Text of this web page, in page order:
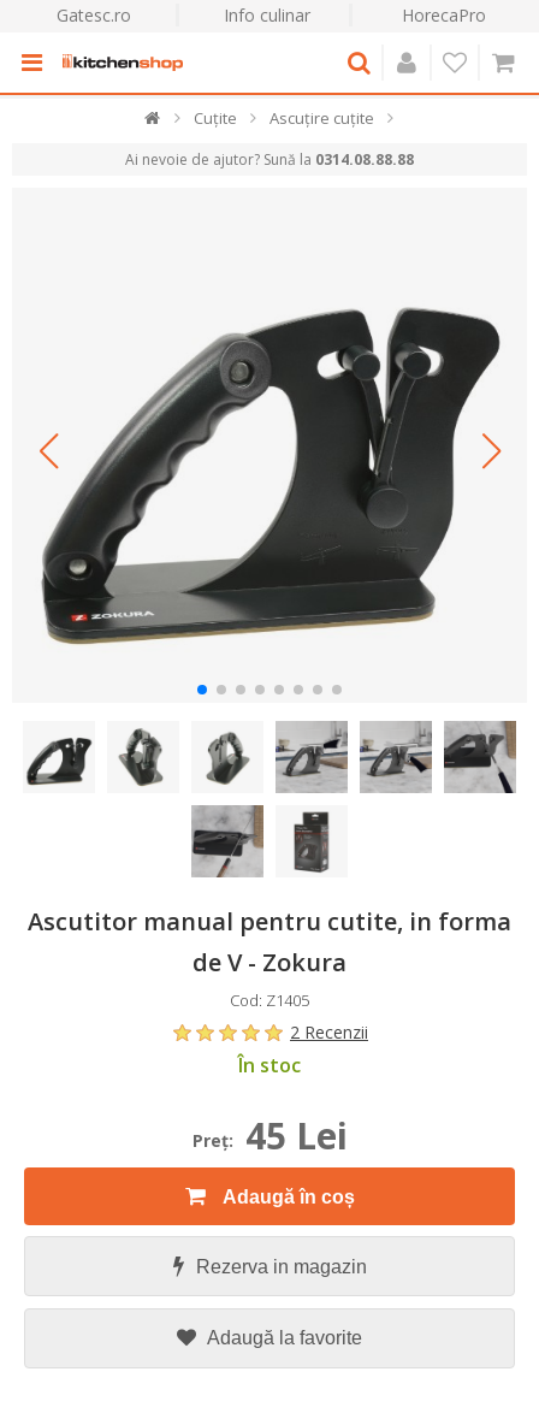
Gatesc.ro Info culinar HorecaPro
Cuțite Ascuțire cuțite
Ai nevoie de ajutor? Sună la 0314.08.88.88
Ascutitor manual pentru cutite, in forma
de V - Zokura
Cod: Z1405
2 Recenzii
În stoc
Preţ: 45 Lei
Adaugă în coș
Rezerva in magazin
Adaugă la favorite